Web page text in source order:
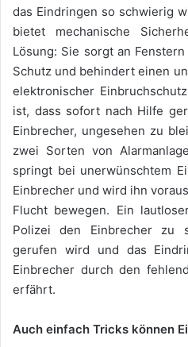
das Eindringen so schwierig
bietet mechanische
Lösung: Sie sorgt an
Schutz und behindert einen
elektronischer
ist, dass sofort nach Hilfe
Einbrecher, ungesehen zu
zwei Sorten von
springt bei unerwünschtem
Einbrecher und wird ihn
Flucht bewegen. Ein
Polizei den Einbrecher zu
gerufen wird und das
Einbrecher durch den
erfährt.
Auch einfach Tricks können